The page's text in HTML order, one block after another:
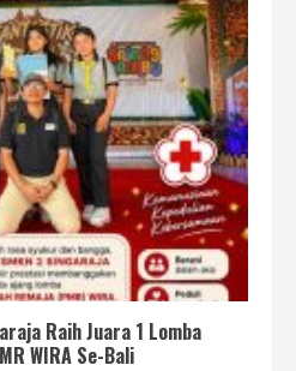
Raih Juara 1 Lomba
WIRA Se-Bali